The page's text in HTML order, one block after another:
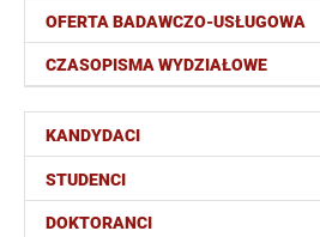
OFERTA BADAWCZO-USŁUGOWA
CZASOPISMA WYDZIAŁOWE
KANDYDACI
STUDENCI
DOKTORANCI